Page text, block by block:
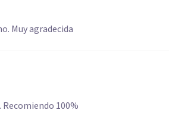
Muy agradecida
100%